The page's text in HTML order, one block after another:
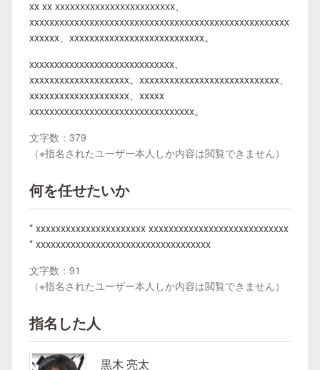
xx xx xxxxxxxxxxxxxxxxxxxxxxxx、
xxxxxxxxxxxxxxxxxxxxxxxxxxxxxxxxxxxxxxxxxxxxxxxxxxxx
xxxxxx、xxxxxxxxxxxxxxxxxxxxxxxxxxx。
xxxxxxxxxxxxxxxxxxxxxxxxxxxxx、
xxxxxxxxxxxxxxxxxxxx。xxxxxxxxxxxxxxxxxxxxxxxxxxxx、
xxxxxxxxxxxxxxxxxxxx、xxxxx
xxxxxxxxxxxxxxxxxxxxxxxxxxxxxxxxx。
文字数：379
（※指名されたユーザー本人しか内容は閲覧できません）
何を任せたいか
* xxxxxxxxxxxxxxxxxxxxxx xxxxxxxxxxxxxxxxxxxxxxxxxxxx
* xxxxxxxxxxxxxxxxxxxxxxxxxxxxxxxxxxx
文字数：91
（※指名されたユーザー本人しか内容は閲覧できません）
指名した人
黒木 亮太